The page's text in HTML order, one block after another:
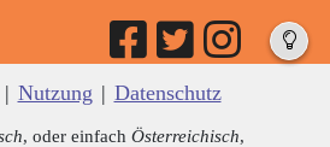
| Nutzung | Datenschutz
, oder einfach Österreichisch,